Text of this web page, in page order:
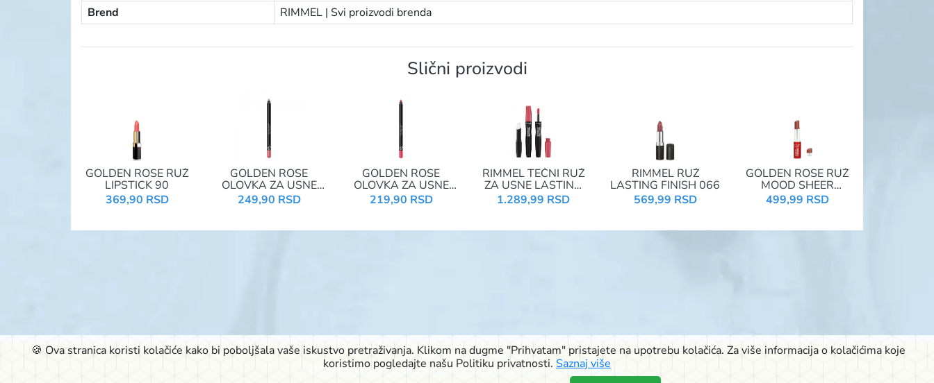
Brend
RIMMEL | Svi proizvodi brenda
Slični proizvodi
GOLDEN ROSE RUŽ
LIPSTICK 90
369,90 RSD
GOLDEN ROSE
OLOVKA ZA USNE
DREAM LIPS 505
249,90 RSD
GOLDEN ROSE
OLOVKA ZA USNE
DREAM LIPS 542
219,90 RSD
RIMMEL TEČNI RUŽ
ZA USNE LASTING
FINISH
PROVOCALIPS 210
1.289,99 RSD
RIMMEL RUŽ
LASTING FINISH 066
569,99 RSD
GOLDEN ROSE RUŽ
MOOD SHEER
BRIGHT 105
499,99 RSD
© 2026 Signal doo Subotica
Rudić ulica 6,Pačirski put 48,Blaška Rajića 11,Kireška 90K
🍪 Ova stranica koristi kolačiće kako bi poboljšala vaše iskustvo pretraživanja. Klikom na dugme "Prihvatam" pristajete na upotrebu kolačića. Za više informacija o kolačićima koje
koristimo pogledajte našu Politiku privatnosti. Saznaj više